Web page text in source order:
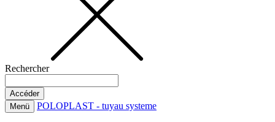
Rechercher
Menü POLOPLAST - tuyau systeme